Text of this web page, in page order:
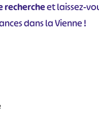
rechercheet laissez-
dans la Vienne !